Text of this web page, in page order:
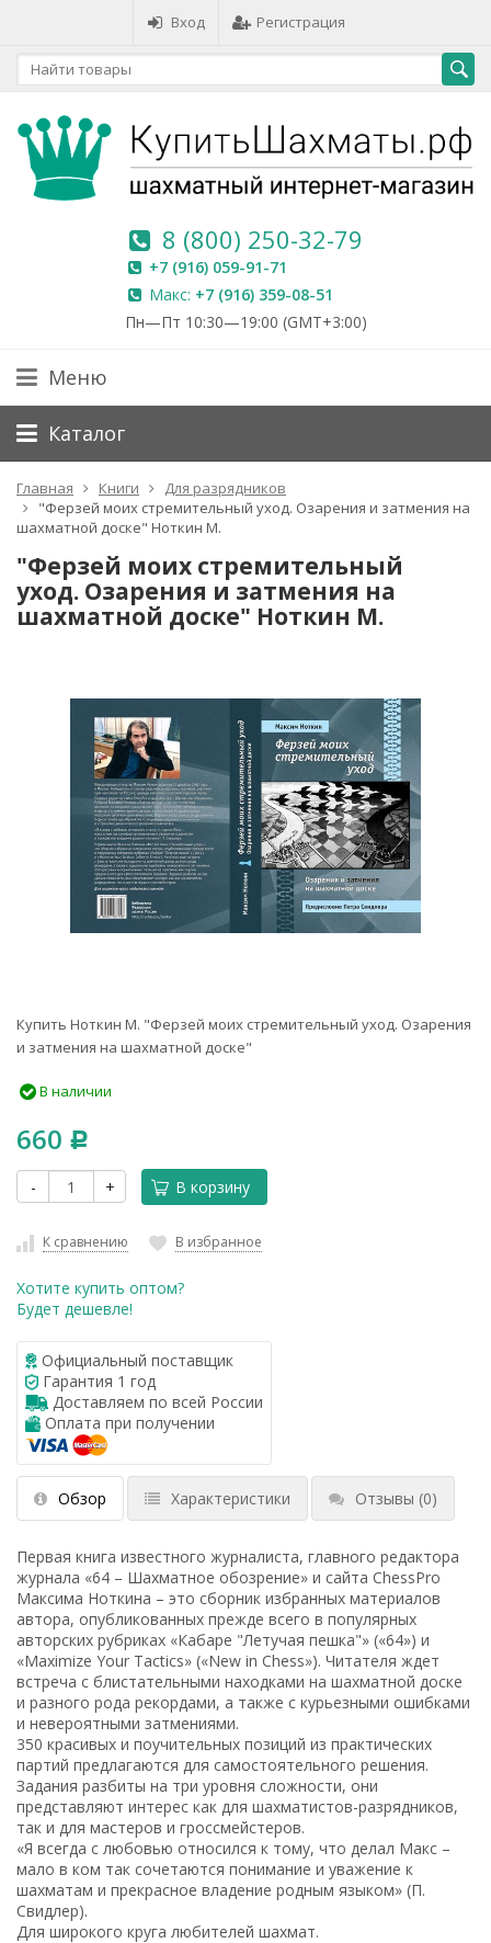
Вход Регистрация
8 (800) 250-32-79
+7 (916) 059-91-71
Макс: +7 (916) 359-08-51
Пн—Пт 10:30—19:00 (GMT+3:00)
Меню
Каталог
Главная Книги
Для разрядников
"Ферзей моих стремительный уход. Озарения и затмения на
шахматной доске" Ноткин М.
"Ферзей моих стремительный
уход. Озарения и затмения на
шахматной доске" Ноткин М.
Купить Ноткин М. "Ферзей моих стремительный уход. Озарения
и затмения на шахматной доске"
В наличии
660 Р
- + В корзину
К сравнению В избранное
Хотите купить оптом?
Будет дешевле!
Официальный поставщик
Гарантия 1 год
Доставляем по всей России
Оплата при получении
Обзор Характеристики Отзывы (0)
Первая книга известного журналиста, главного редактора
журнала «64 – Шахматное обозрение» и сайта ChessPro
Максима Ноткина – это сборник избранных материалов
автора, опубликованных прежде всего в популярных
авторских рубриках «Кабаре "Летучая пешка"» («64») и
«Maximize Your Tactics» («New in Chess»). Читателя ждет
встреча с блистательными находками на шахматной доске
и разного рода рекордами, а также с курьезными ошибками
и невероятными затмениями.
350 красивых и поучительных позиций из практических
партий предлагаются для самостоятельного решения.
Задания разбиты на три уровня сложности, они
представляют интерес как для шахматистов-разрядников,
так и для мастеров и гроссмейстеров.
«Я всегда с любовью относился к тому, что делал Макс –
мало в ком так сочетаются понимание и уважение к
шахматам и прекрасное владение родным языком» (П.
Свидлер).
Для широкого круга любителей шахмат.